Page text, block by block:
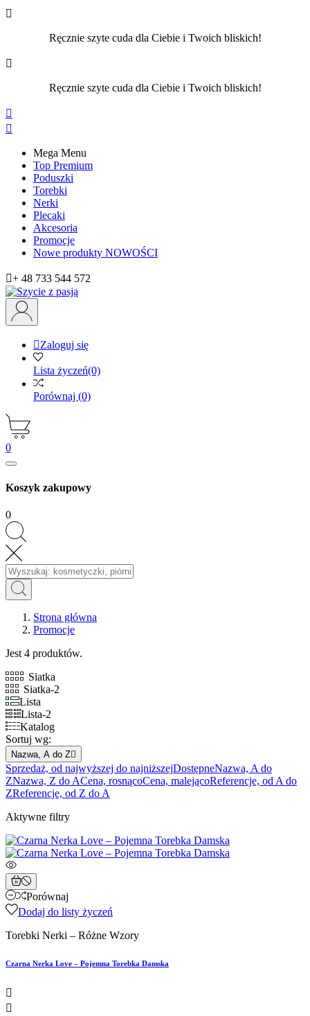

Ręcznie szyte cuda dla Ciebie i Twoich bliskich!

Ręcznie szyte cuda dla Ciebie i Twoich bliskich!


Mega Menu
Top Premium
Poduszki
Torebki
Nerki
Plecaki
Akcesoria
Promocje
Nowe produkty NOWOŚCI
+ 48 733 544 572
Zaloguj się
Lista życzeń(0)
Porównaj (0)
0
Koszyk zakupowy
0
Strona główna
Promocje
Jest 4 produktów.
Siatka
Siatka-2
Lista
Lista-2
Katalog
Sortuj wg:
Nazwa, A do Z
Sprzedaż, od najwyższej do najniższejDostępneNazwa, A do
ZNazwa, Z do ACena, rosnącoCena, malejącoReferencje, od A do
ZReferencje, od Z do A
Aktywne filtry
Porównaj
Dodaj do listy życzeń
Torebki Nerki – Różne Wzory
Czarna Nerka Love – Pojemna Torebka Damska

